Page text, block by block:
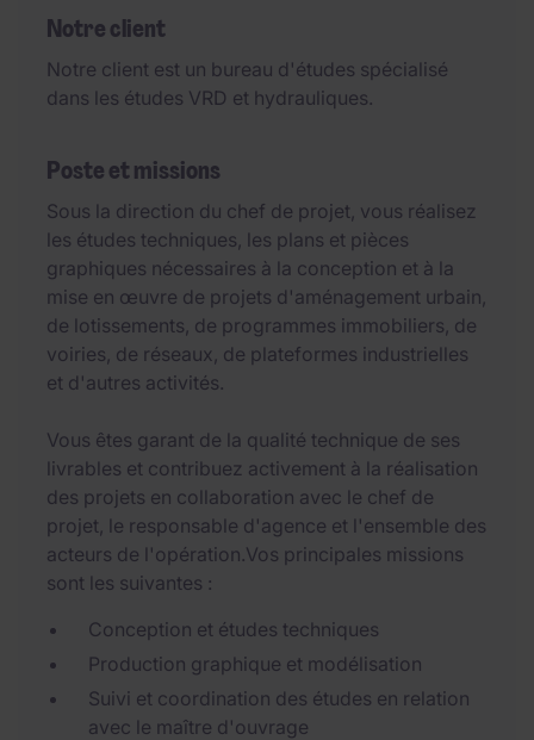
Notre client
Notre client est un bureau d'études spécialisé
dans les études VRD et hydrauliques.
Poste et missions
Sous la direction du chef de projet, vous réalisez
les études techniques, les plans et pièces
graphiques nécessaires à la conception et à la
mise en œuvre de projets d'aménagement urbain,
de lotissements, de programmes immobiliers, de
voiries, de réseaux, de plateformes industrielles
et d'autres activités.
Vous êtes garant de la qualité technique de ses
livrables et contribuez activement à la réalisation
des projets en collaboration avec le chef de
projet, le responsable d'agence et l'ensemble des
acteurs de l'opération.Vos principales missions
sont les suivantes :
Conception et études techniques
Production graphique et modélisation
Suivi et coordination des études en relation
avec le maître d'ouvrage